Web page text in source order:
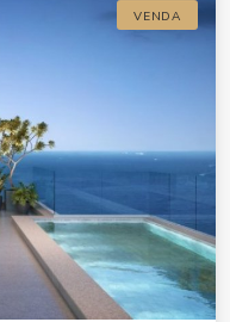
VENDA